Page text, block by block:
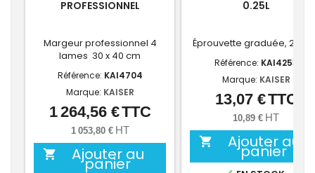
PROFESSIONNEL
Margeur professionnel 4
lames 30 x 40 cm
Référence: KAI4704
Marque: KAISER
Prix
1 264,56 €TTC
1 053,80 € HT
 Ajouter au
panier
0.25L
Éprouvette graduée, 250
Référence: KAI4253
Marque: KAISER
Prix
13,07 €TTC
10,89 € HT
 Ajouter au
panier